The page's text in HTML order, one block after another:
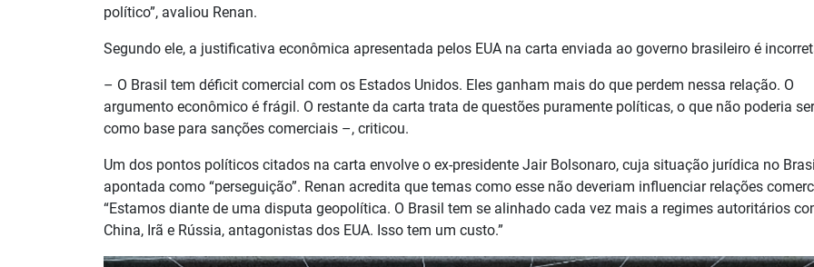
político”, avaliou Renan.
Segundo ele, a justificativa econômica apresentada pelos EUA na carta enviada ao governo brasileiro é
– O Brasil tem déficit comercial com os Estados Unidos. Eles ganham mais do que perdem nessa relação. O
argumento econômico é frágil. O restante da carta trata de questões puramente políticas, o que não poderia
como base para sanções comerciais –, criticou.
Um dos pontos políticos citados na carta envolve o ex-presidente Jair Bolsonaro, cuja situação jurídica no
apontada como “perseguição”. Renan acredita que temas como esse não deveriam influenciar relações
“Estamos diante de uma disputa geopolítica. O Brasil tem se alinhado cada vez mais a regimes autoritários
China, Irã e Rússia, antagonistas dos EUA. Isso tem um custo.”